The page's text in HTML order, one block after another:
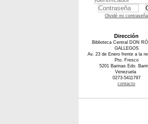
Olvidé mi contraseña
Dirección
Biblioteca Central DON
GALLEGOS
Av. 23 de Enero frente a la
Pto. Fresco
5201 Barinas Edo.
Venezuela
0273-5411797
contacto